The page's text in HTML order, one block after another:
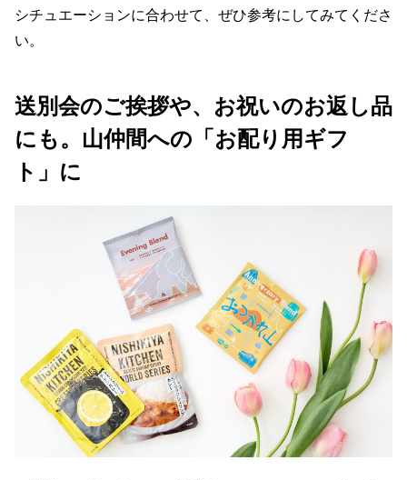
シチュエーションに合わせて、ぜひ参考にしてみてくださ
い。
送別会のご挨拶や、お祝いのお返し品
にも。山仲間への「お配り用ギフ
ト」に